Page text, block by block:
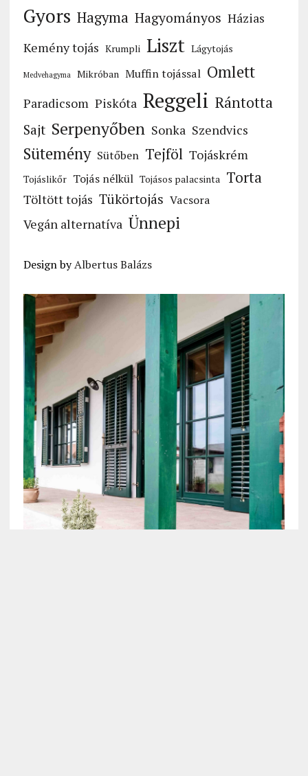
Gyors Hagyma Hagyományos Házias
Kemény tojás Krumpli Liszt Lágytojás
Medvehagyma Mikróban Muffin tojással Omlett
Paradicsom Piskóta Reggeli Rántotta
Sajt Serpenyőben Sonka Szendvics
Sütemény Sütőben Tejföl Tojáskrém
Tojáslikőr Tojás nélkül Tojásos palacsinta Torta
Töltött tojás Tükörtojás Vacsora
Vegán alternatíva Ünnepi
Design byAlbertus Balázs